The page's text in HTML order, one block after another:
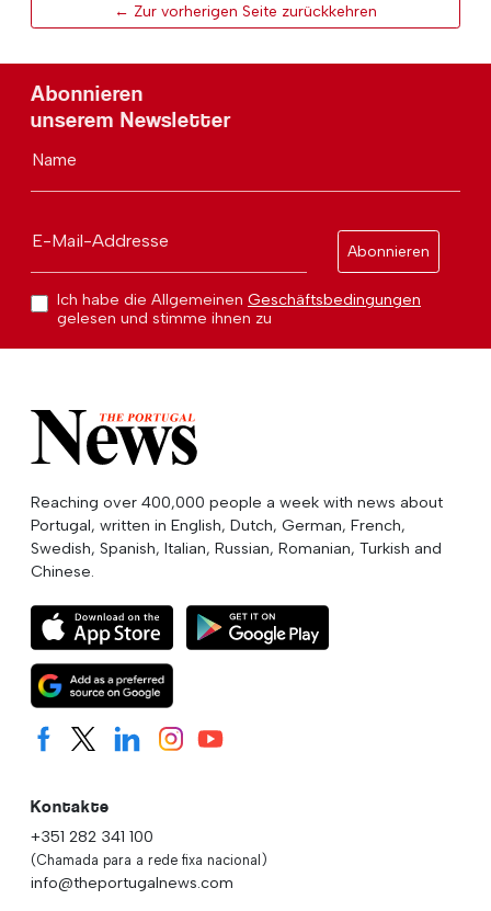
← Zur vorherigen Seite zurückkehren
Abonnieren
unserem Newsletter
Name
E-Mail-Addresse
Abonnieren
Ich habe die Allgemeinen Geschäftsbedingungen
gelesen und stimme ihnen zu
Reaching over 400,000 people a week with news about
Portugal, written in English, Dutch, German, French,
Swedish, Spanish, Italian, Russian, Romanian, Turkish and
Chinese.
Kontakte
+351 282 341 100
(Chamada para a rede fixa nacional)
info@theportugalnews.com